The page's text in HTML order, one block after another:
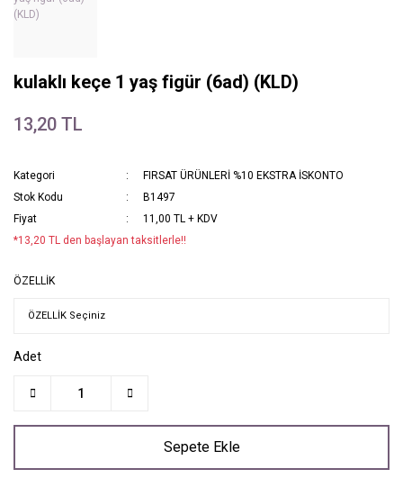
kulaklı keçe 1 yaş figür (6ad) (KLD)
13,20 TL
Kategori
FIRSAT ÜRÜNLERİ %10 EKSTRA İSKONTO
Stok Kodu
B1497
Fiyat
11,00 TL + KDV
*13,20 TL den başlayan taksitlerle!!
ÖZELLİK
Adet
Sepete Ekle